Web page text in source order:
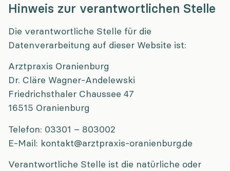
Hinweis zur verantwortlichen Stelle
Die verantwortliche Stelle für die
Datenverarbeitung auf dieser Website ist:
Arztpraxis Oranienburg
Dr. Cläre Wagner-Andelewski
Friedrichsthaler Chaussee 47
16515 Oranienburg
Telefon: 03301 – 803002
E-Mail: kontakt@arztpraxis-oranienburg.de
Verantwortliche Stelle ist die natürliche oder